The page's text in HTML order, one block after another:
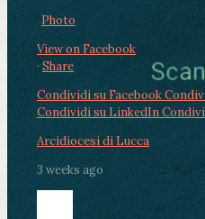
Photo
View on Facebook
· Share
Condividi su Facebook
Condividi su LinkedIn
Arcidiocesi di Lucca
3 weeks ago